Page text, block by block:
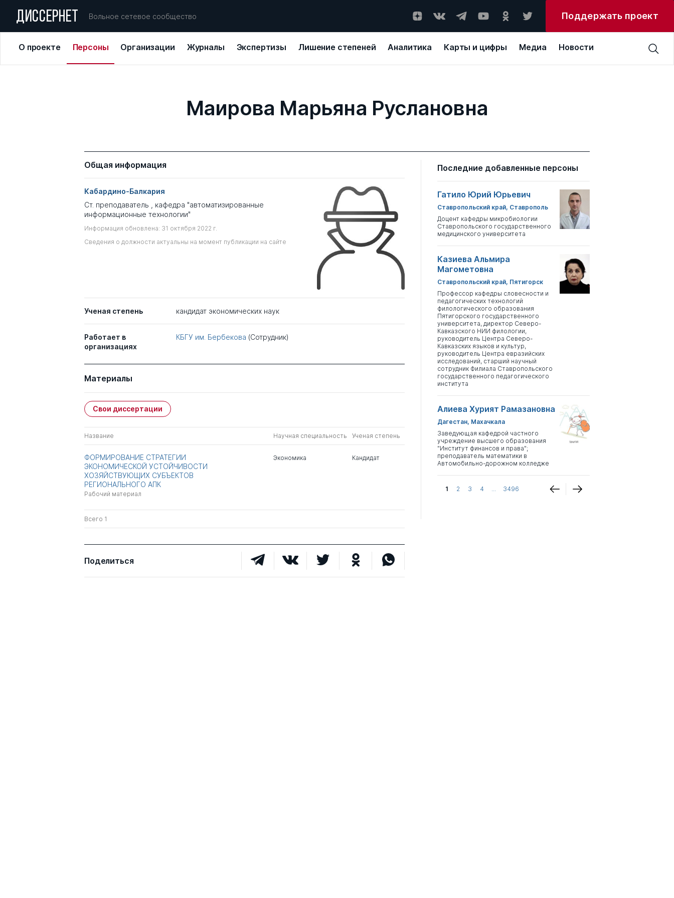
ДИССЕРНЕТ Вольное сетевое сообщество Поддержать проект
О проекте Персоны Организации Журналы Экспертизы Лишение степеней Аналитика Карты и цифры Медиа Новости
Маирова Марьяна Руслановна
Общая информация
Кабардино-Балкария
Ст. преподаватель , кафедра "автоматизированные
информационные технологии"
Информация обновлена: 31 октября 2022 г.
Сведения о должности актуальны на момент публикации на сайте
Ученая степень кандидат экономических наук
Работает в
организациях
КБГУ им. Бербекова (Сотрудник)
Материалы
Свои диссертации
Название Научная специальность Ученая степень
ФОРМИРОВАНИЕ СТРАТЕГИИ
ЭКОНОМИЧЕСКОЙ УСТОЙЧИВОСТИ
ХОЗЯЙСТВУЮЩИХ СУБЪЕКТОВ
РЕГИОНАЛЬНОГО АПК
Рабочий материал
Экономика Кандидат
Всего 1
Поделиться
Последние добавленные персоны
Гатило Юрий Юрьевич
Ставропольский край, Ставрополь
Доцент кафедры микробиологии
Ставропольского государственного
медицинского университета
Казиева Альмира
Магометовна
Ставропольский край, Пятигорск
Профессор кафедры словесности и
педагогических технологий
филологического образования
Пятигорского государственного
университета, директор Северо-
Кавказского НИИ филологии,
руководитель Центра Северо-
Кавказских языков и культур,
руководитель Центра евразийских
исследований, старший научный
сотрудник Филиала Ставропольского
государственного педагогического
института
Алиева Хурият Рамазановна
Дагестан, Махачкала
Заведующая кафедрой частного
учреждение высшего образования
"Институт финансов и права";
преподаватель математики в
Автомобильно-дорожном колледже
1 2 3 4 ... 3496